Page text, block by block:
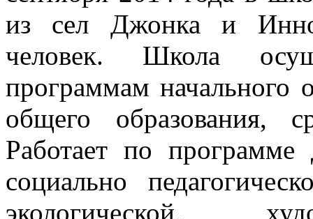
из сел Джонка и
человек. Школа
программам начального
общего образования,
Работает по программе
социально
экологической,